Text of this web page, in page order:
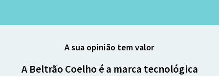
A sua opinião tem valor
A Beltrão Coelho é a marca tecnológica